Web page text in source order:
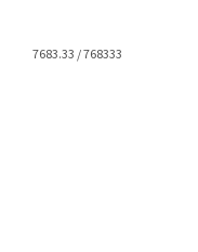
7683.33 / 768333